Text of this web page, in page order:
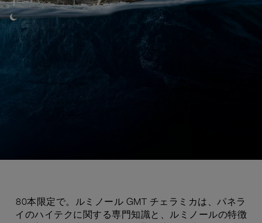
80本限定で。ルミノール GMT チェラミカは、パネラ
イのハイテクに関する専門知識と、ルミノールの特徴